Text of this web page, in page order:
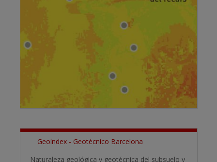
Geoíndex - Geotécnico Barcelona
Naturaleza geológica y geotécnica del subsuelo y